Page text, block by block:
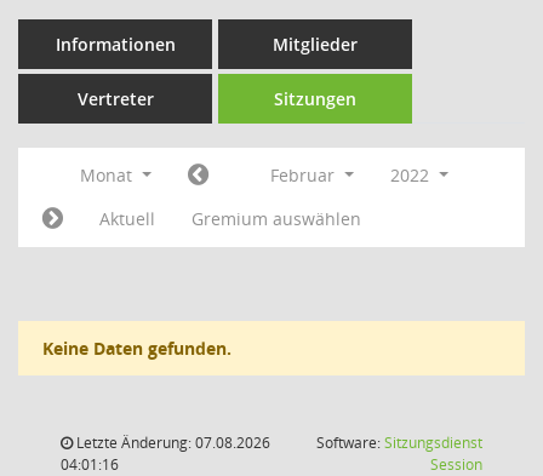
Informationen Mitglieder
Vertreter Sitzungen
Monat Februar
2022
Aktuell
Gremium auswählen
Keine Daten gefunden.
Letzte Änderung: 07.08.2026
04:01:16
Software:Sitzungsdienst
Session(Wird in